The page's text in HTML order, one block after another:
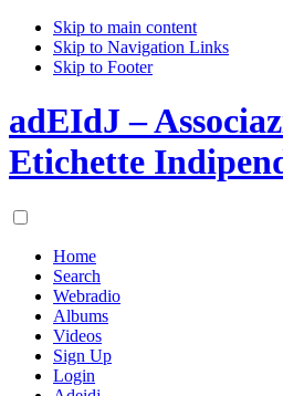
Skip to main content
Skip to Navigation Links
Skip to Footer
adEIdJ –
Etichette
Home
Search
Webradio
Albums
Videos
Sign Up
Login